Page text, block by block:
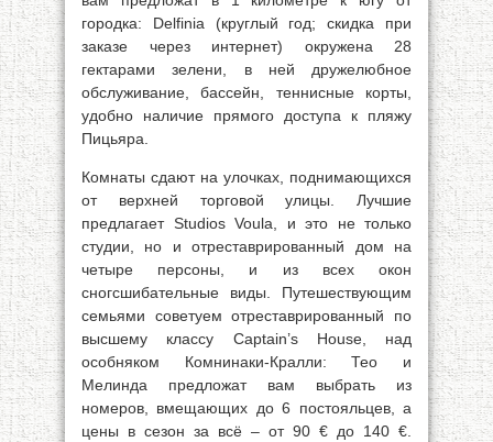
городка: Delfinia (круглый год; скидка при
заказе через интернет) окружена 28
гектарами зелени, в ней дружелюбное
обслуживание, бассейн, теннисные корты,
удобно наличие прямого доступа к пляжу
Пицьяра.
Комнаты сдают на улочках, поднимающихся
от верхней торговой улицы. Лучшие
предлагает Studios Voula, и это не только
студии, но и отреставрированный дом на
четыре персоны, и из всех окон
сногсшибательные виды. Путешествующим
семьями советуем отреставрированный по
высшему классу Captain’s House, над
особняком Комнинаки-Кралли: Тео и
Мелинда предложат вам выбрать из
номеров, вмещающих до 6 постояльцев, а
цены в сезон за всё – от 90 € до 140 €.